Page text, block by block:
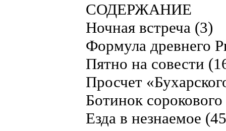
СОДЕРЖАНИЕ
Ночная встреча (3)
Формула древнего
Пятно на совести
Просчет
Ботинок
Езда в незнаемое